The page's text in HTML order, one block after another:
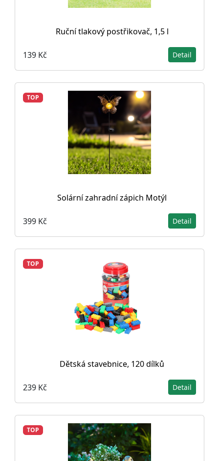
Ruční tlakový postřikovač, 1,5 l
139 Kč Detail
TOP
Solární zahradní zápich Motýl
399 Kč Detail
TOP
Dětská stavebnice, 120 dílků
239 Kč Detail
TOP